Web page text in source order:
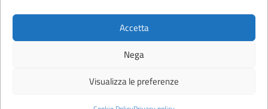
Accetta
Nega
Visualizza le preferenze
Idea e progetto di Designers Italia
Progettato e sviluppato da Easyteam.org SRL